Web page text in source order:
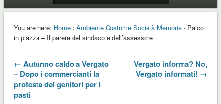
You are here: Home› Ambiente Costume Società Memoria› Palco
in piazza – Il parere del sindaco e dell’assessore
← Autunno caldo a Vergato
– Dopo i commercianti la
protesta dei genitori per i
pasti
Vergato informa? No,
Vergato informati! →